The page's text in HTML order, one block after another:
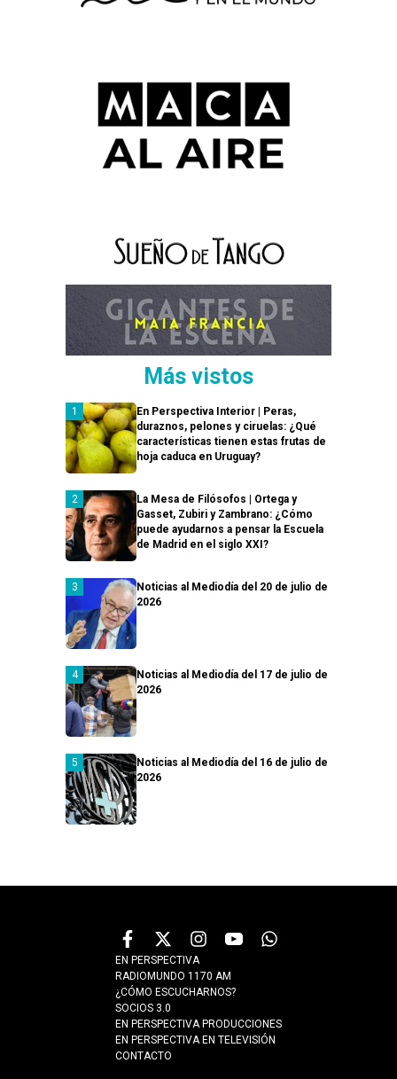
Más vistos
En Perspectiva Interior | Peras,
duraznos, pelones y ciruelas: ¿Qué
características tienen estas frutas de
hoja caduca en Uruguay?
La Mesa de Filósofos | Ortega y
Gasset, Zubiri y Zambrano: ¿Cómo
puede ayudarnos a pensar la Escuela
de Madrid en el siglo XXI?
Noticias al Mediodía del 20 de julio de
2026
Noticias al Mediodía del 17 de julio de
2026
Noticias al Mediodía del 16 de julio de
2026
EN PERSPECTIVA
RADIOMUNDO 1170 AM
¿CÓMO ESCUCHARNOS?
SOCIOS 3.0
EN PERSPECTIVA PRODUCCIONES
EN PERSPECTIVA EN TELEVISIÓN
CONTACTO